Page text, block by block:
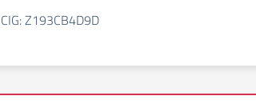
CIG: Z193CB4D9D